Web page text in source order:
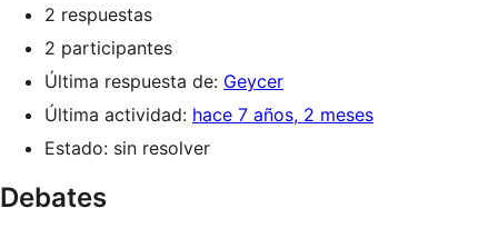
2 respuestas
2 participantes
Última respuesta de: Geycer
Última actividad: hace 7 años, 2 meses
Estado: sin resolver
Debates